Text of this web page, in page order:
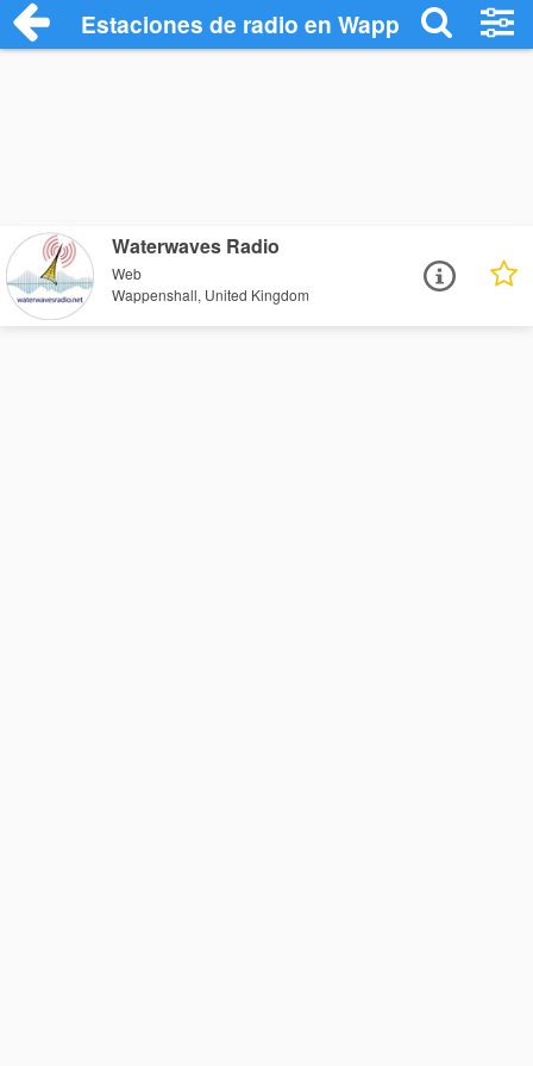
Estaciones de radio en Wappenshall -
Waterwaves Radio
Web
Wappenshall, United Kingdom